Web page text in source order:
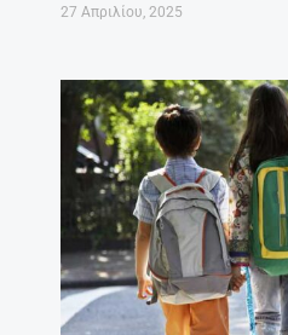
27 Απριλίου, 2025